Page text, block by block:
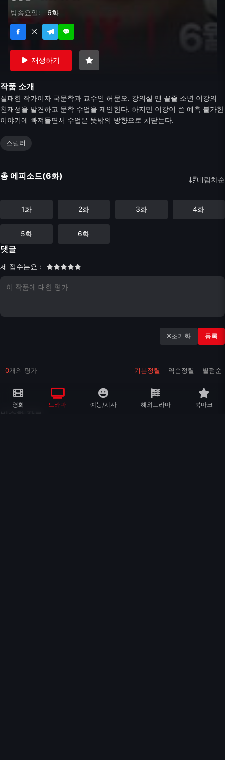
방송요일:
6화
재생하기
작품 소개
실패한 작가이자 국문학과 교수인 허문오. 강의실 맨 끝줄 소년 이강의
천재성을 발견하고 문학 수업을 제안한다. 하지만 이강이 쓴 예측 불가한
이야기에 빠져들면서 수업은 뜻밖의 방향으로 치닫는다.
스릴러
총 에피소드(6화) 내림차순
1화 2화 3화 4화
5화 6화
댓글
제 점수는요：
초기화 등록
기본정렬 역순정렬 별점순
0개의 평가
비슷한 장르
영화 드라마 예능/시사 해외드라마 북마크